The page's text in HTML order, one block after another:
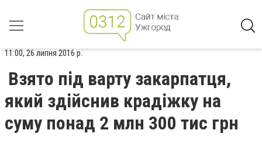
11:00, 26 липня 2016 р.
Взято під варту закарпатця,
який здійснив крадіжку на
суму понад 2 млн 300 тис грн